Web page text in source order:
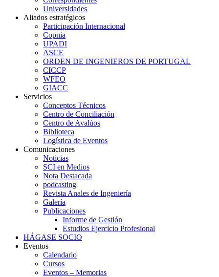
Universidades
Aliados estratégicos
Participación Internacional
Copnia
UPADI
ASCE
ORDEN DE INGENIEROS DE PORTUGAL
CICCP
WFEO
GIACC
Servicios
Conceptos Técnicos
Centro de Conciliación
Centro de Avalúos
Biblioteca
Logística de Eventos
Comunicaciones
Noticias
SCI en Medios
Nota Destacada
podcasting
Revista Anales de Ingeniería
Galería
Publicaciones
Informe de Gestión
Estudios Ejercicio Profesional
HÁGASE SOCIO
Eventos
Calendario
Cursos
Eventos – Memorias